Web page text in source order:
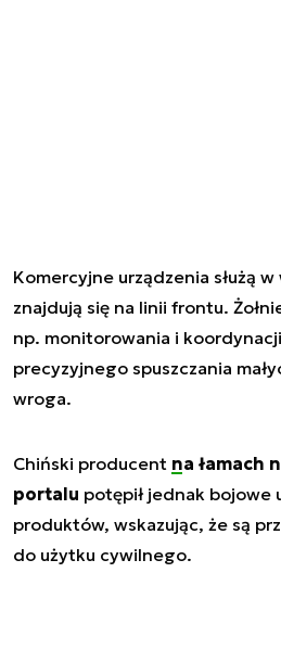
Komercyjne urządzenia służą
znajdują się na linii frontu.
np. monitorowania i
precyzyjnego spuszczania
wroga.
Chiński producent na łamach
portalu potępił jednak bojowe
produktów, wskazując, że są
do użytku cywilnego.